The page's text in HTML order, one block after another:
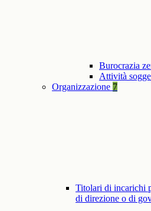
Burocrazia
Attività
Organizzazione 7
Titolari di incarichi
di direzione o di